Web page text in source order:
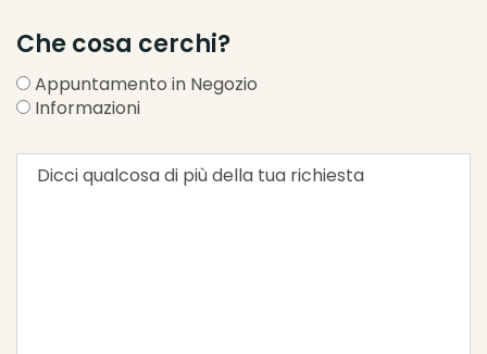
Che cosa cerchi?
Appuntamento in Negozio
Informazioni